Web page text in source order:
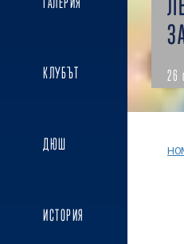
КЛУБЪТ
ДЮШ
ИСТОРИЯ
26